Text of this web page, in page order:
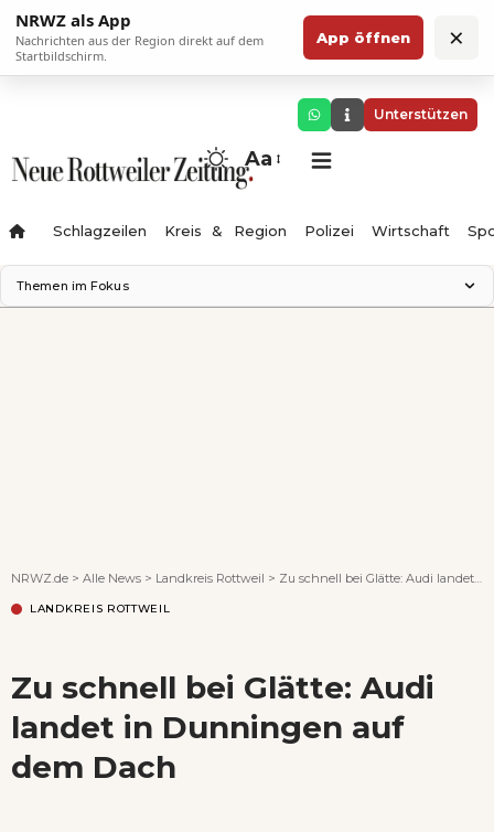
NRWZ als App
Nachrichten aus der Region direkt auf dem
Startbildschirm.
App öffnen ×
Unterstützen
Aa
Schlagzeilen Kreis & Region Polizei Wirtschaft
Themen im Fokus
NRWZ.de > Alle News > Landkreis Rottweil > Zu schnell bei Glätte: Audi landet in Dunningen auf dem Dach
LANDKREIS ROTTWEIL
Zu schnell bei Glätte: Audi
landet in Dunningen auf
dem Dach